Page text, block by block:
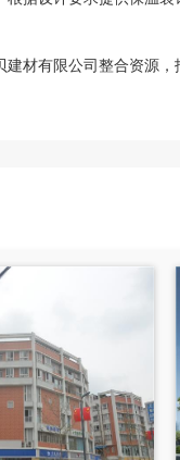
材有限公司整合资源